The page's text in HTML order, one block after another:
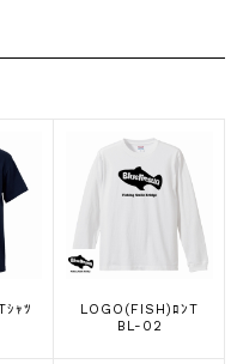
ｼｬﾂ
LOGO(FISH)ﾛﾝT
BL-02